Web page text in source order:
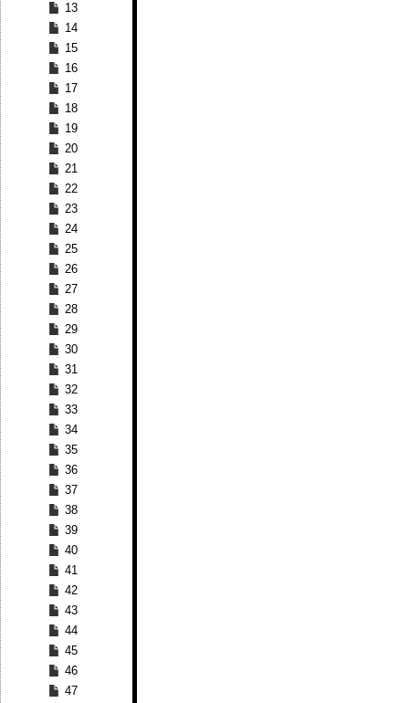
13
14
15
16
17
18
19
20
21
22
23
24
25
26
27
28
29
30
31
32
33
34
35
36
37
38
39
40
41
42
43
44
45
46
47